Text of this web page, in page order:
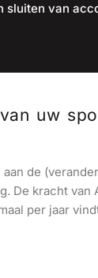
sluiten van
uw
de
De kracht
per jaar